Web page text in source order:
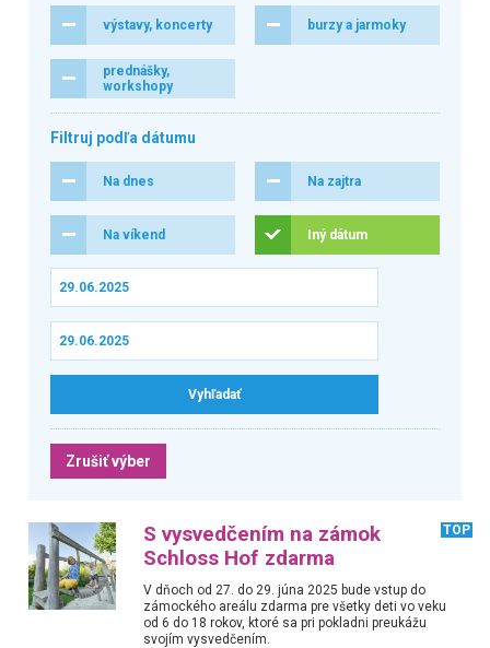
výstavy, koncerty burzy a jarmoky
prednášky,
workshopy
Filtruj podľa dátumu
Na dnes Na zajtra
Na víkend Iný dátum
Zrušiť výber
S vysvedčením na zámok
Schloss Hof zdarma
TOP
V dňoch od 27. do 29. júna 2025 bude vstup do
zámockého areálu zdarma pre všetky deti vo veku
od 6 do 18 rokov, ktoré sa pri pokladni preukážu
svojím vysvedčením.